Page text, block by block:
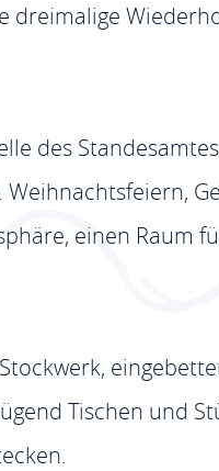
dreimalige
des
einen Raum
Tischen und